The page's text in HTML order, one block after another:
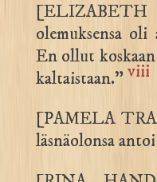
[ELIZABETH
olemuksensa
En ollut
kaltaistaan.”viii
[PAMELA
läsnäolonsa